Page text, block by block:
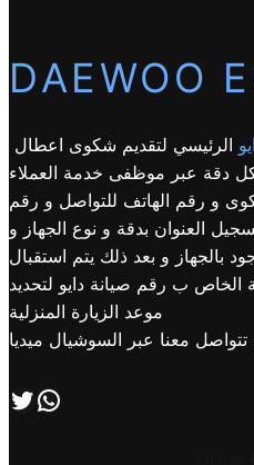
DAEWOO
الرئيسي لتقديم شكوى اعطال
دقة عبر موظفى خدمة العملاء
و رقم الهاتف للتواصل و رقم
العنوان بدقة و نوع الجهاز و
بالجهاز و بعد ذلك يتم استقبال
ب رقم صيانة دايو لتحديد
موعد الزيارة المنزلية
معنا عبر السوشيال ميديا
تابعنا علي صفحة التويتر اتصل بنا علي طريق الوتساب